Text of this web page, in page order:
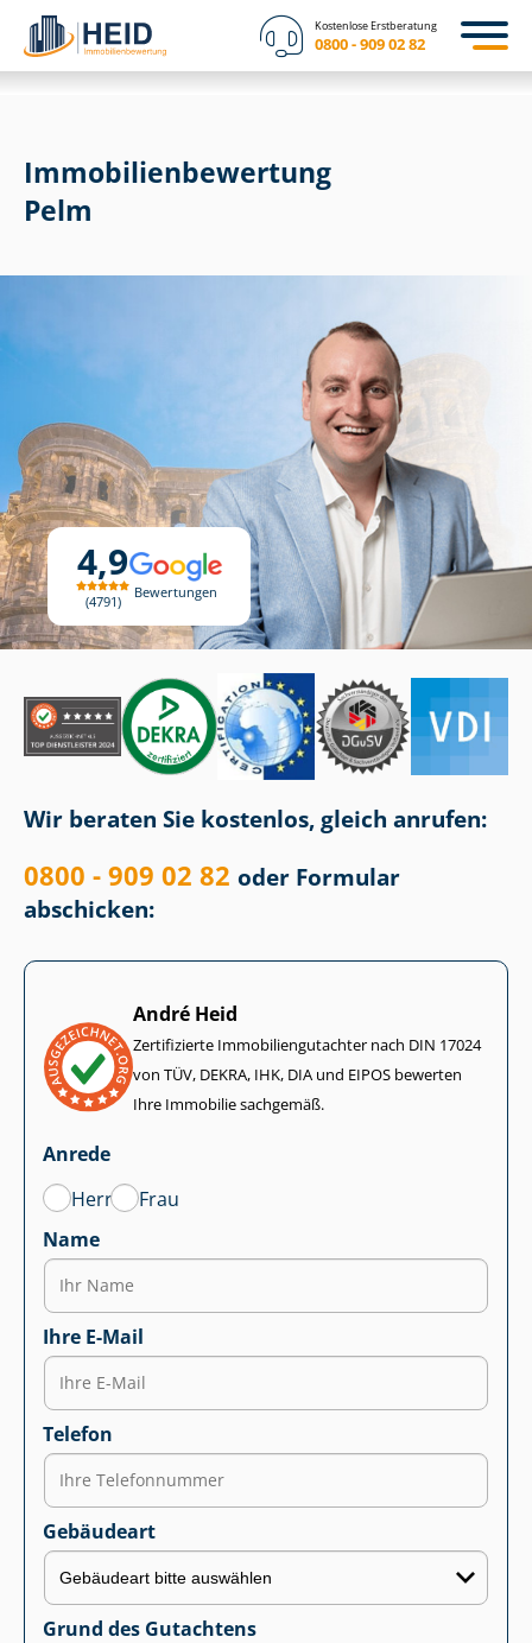
Kostenlose Erstberatung
0800 - 909 02 82
4,9
4791
Bewertungen
Immobilien­bewertung
Pelm
Wir beraten Sie kostenlos, gleich anrufen:
0800 - 909 02 82 oder Formular
abschicken:
André Heid
Zertifizierte Im­mo­bi­li­en­gut­ach­ter nach DIN 17024
von TÜV, DEKRA, IHK, DIA und EIPOS bewerten
Ihre Immobilie sachgemäß.
Anrede
Herr
Frau
Name
Ihre E-Mail
Telefon
Gebäudeart
Grund des Gutachtens